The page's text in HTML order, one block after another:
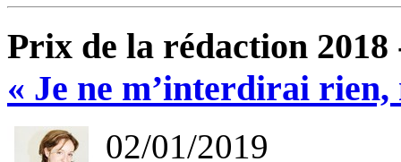
Prix de la rédaction
« Je ne m’interdirai
02/01/2019